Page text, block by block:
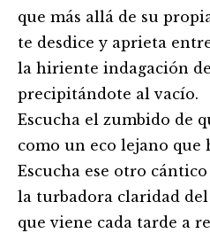
que más allá de su
te desdice y aprieta
la hiriente indagación
precipitándote al vacío.
Escucha el zumbido de
como un eco lejano que
Escucha ese otro
la turbadora claridad
que viene cada tarde a